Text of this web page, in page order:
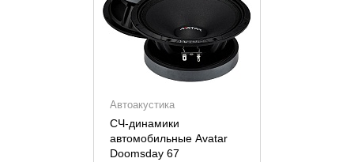
Автоакустика
СЧ-динамики
автомобильные Avatar
Doomsday 67